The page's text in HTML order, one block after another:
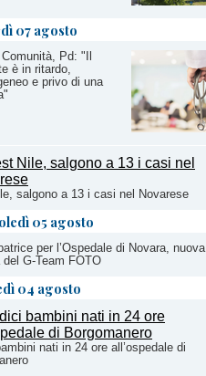
07 agosto
Pd: "Il
è in ritardo,
e privo di una
salgono a 13 i casi nel Novarese
05 agosto
per l’Ospedale di Novara, nuova
del G-Team FOTO
04 agosto
nati in 24 ore all’ospedale di